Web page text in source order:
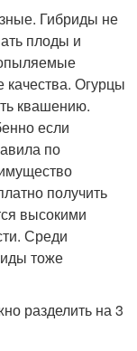
Гибриды не
плоды и
Огурцы
квашению.
если
по
получить
высокими
Среди
тоже
разделить на 3